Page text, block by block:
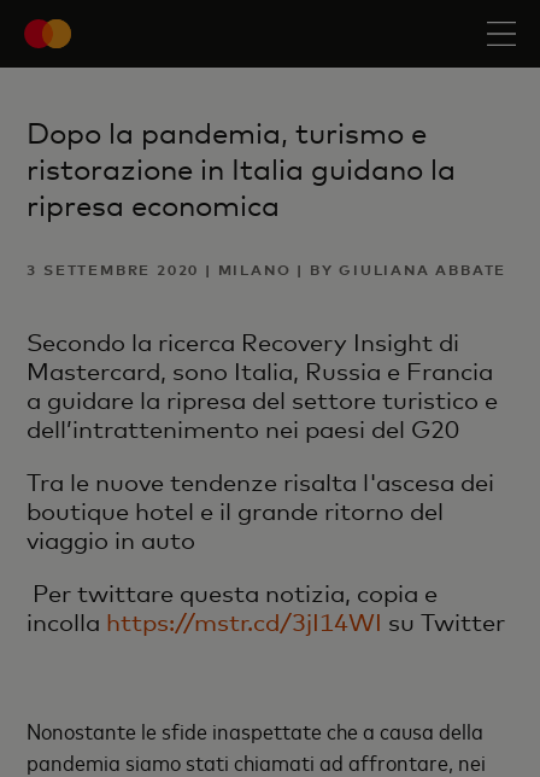
Dopo la pandemia, turismo e
ristorazione in Italia guidano la
ripresa economica
3 SETTEMBRE 2020 | MILANO | BY GIULIANA ABBATE
Secondo la ricerca Recovery Insight di
Mastercard, sono Italia, Russia e Francia
a guidare la ripresa del settore turistico e
dell’intrattenimento nei paesi del G20
Tra le nuove tendenze risalta l'ascesa dei
boutique hotel e il grande ritorno del
viaggio in auto
Per twittare questa notizia, copia e
incolla https://mstr.cd/3jI14WI su Twitter
Nonostante le sfide inaspettate che a causa della
pandemia siamo stati chiamati ad affrontare, nei